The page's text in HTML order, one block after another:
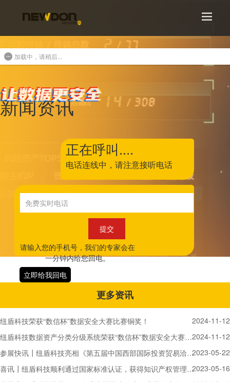
新闻资讯
更多资讯
纽盾科技荣获“数信杯”数据安全大赛比赛铜奖！
2024-11-12
纽盾科技数据资产分类分级系统荣获“数信杯”数据安全大赛数据安全产品能力评比赛铜奖！2024-11-12
参展快讯┃纽盾科技亮相《第五届中国西部国际投资贸易洽谈会》2023-05-22
喜讯┃纽盾科技顺利通过国家标准认证，获得知识产权管理体系认证证书2023-05-16
正在呼叫....
电话连线中， 请注意接听电话
提交
请输入您的手机号，我们的专家会在
一分钟内给您回电。
立即给我回电
加载中，请稍后...